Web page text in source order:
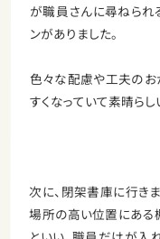
が職員さんに尋ねられ
ンがありました。
色々な配慮や工夫のお
すくなっていて素晴らし
次に、閉架書庫に行き
場所の高い位置にある